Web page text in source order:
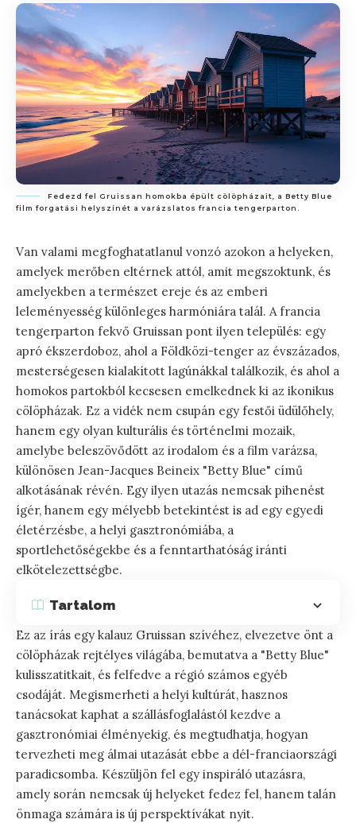
Fedezd fel Gruissan homokba épült cölöpházait, a Betty Blue
film forgatási helyszínét a varázslatos francia tengerparton.
Van valami megfoghatatlanul vonzó azokon a helyeken,
amelyek merőben eltérnek attól, amit megszoktunk, és
amelyekben a természet ereje és az emberi
leleményesség különleges harmóniára talál. A francia
tengerparton fekvő Gruissan pont ilyen település: egy
apró ékszerdoboz, ahol a Földközi-tenger az évszázados,
mesterségesen kialakított lagúnákkal találkozik, és ahol a
homokos partokból kecsesen emelkednek ki az ikonikus
cölöpházak. Ez a vidék nem csupán egy festői üdülőhely,
hanem egy olyan kulturális és történelmi mozaik,
amelybe beleszövődött az irodalom és a film varázsa,
különösen Jean-Jacques Beineix "Betty Blue" című
alkotásának révén. Egy ilyen utazás nemcsak pihenést
ígér, hanem egy mélyebb betekintést is ad egy egyedi
életérzésbe, a helyi gasztronómiába, a
sportlehetőségekbe és a fenntarthatóság iránti
elkötelezettségbe.
Tartalom
Ez az írás egy kalauz Gruissan szívéhez, elvezetve önt a
cölöpházak rejtélyes világába, bemutatva a "Betty Blue"
kulisszatitkait, és felfedve a régió számos egyéb
csodáját. Megismerheti a helyi kultúrát, hasznos
tanácsokat kaphat a szállásfoglalástól kezdve a
gasztronómiai élményekig, és megtudhatja, hogyan
tervezheti meg álmai utazását ebbe a dél-franciaországi
paradicsomba. Készüljön fel egy inspiráló utazásra,
amely során nemcsak új helyeket fedez fel, hanem talán
önmaga számára is új perspektívákat nyit.